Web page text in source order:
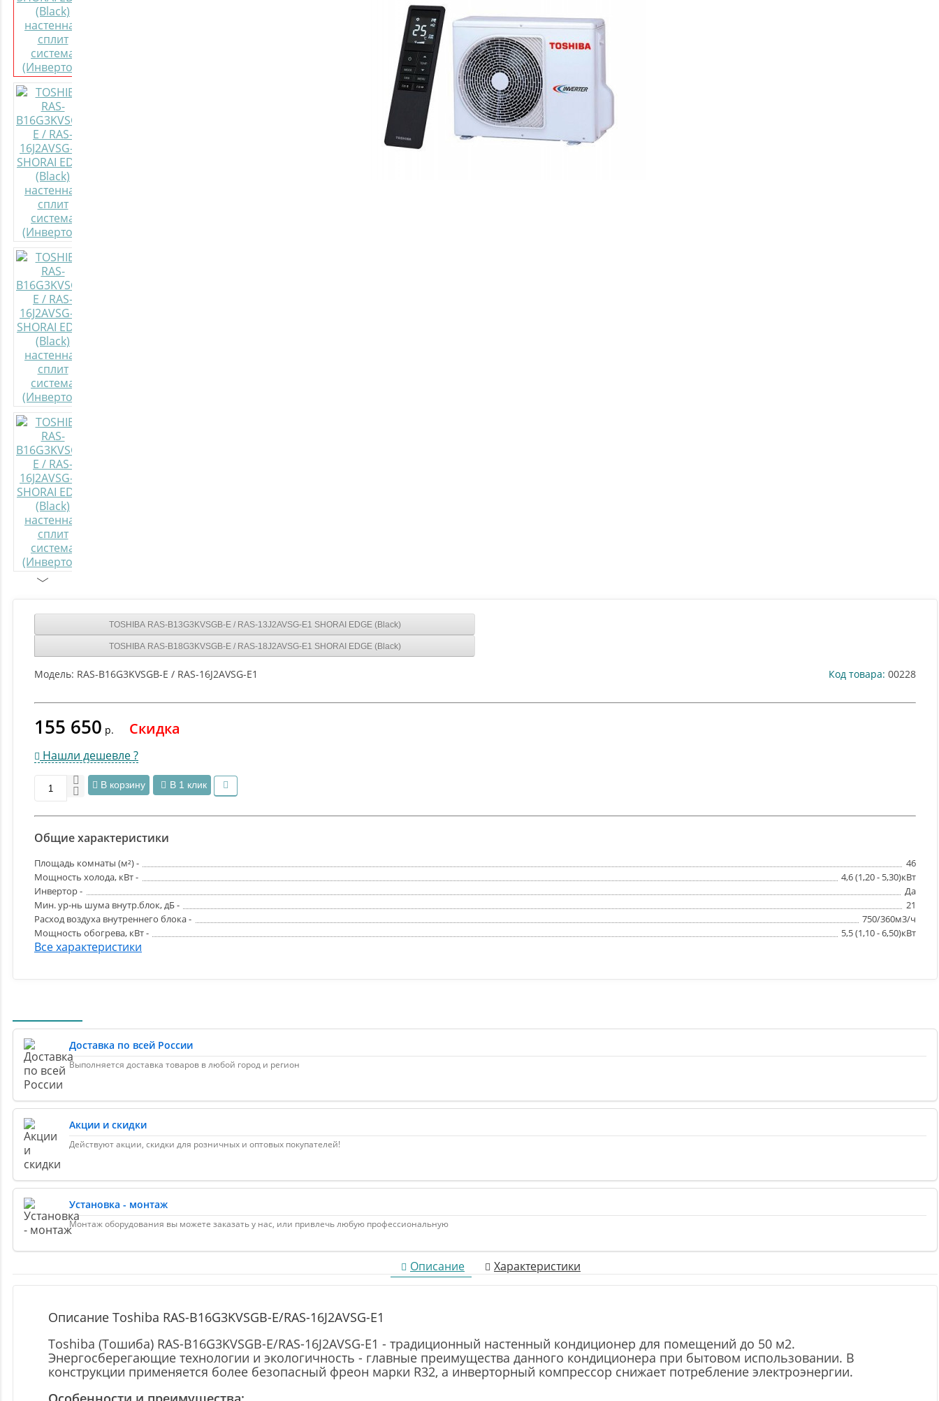
TOSHIBA RAS-B13G3KVSGB-E / RAS-13J2AVSG-E1 SHORAI EDGE (Black)
TOSHIBA RAS-B18G3KVSGB-E / RAS-18J2AVSG-E1 SHORAI EDGE (Black)
Модель: RAS-B16G3KVSGB-E / RAS-16J2AVSG-E1 Код товара: 00228
155 650 р. Скидка
Нашли дешевле ?
В корзину В 1 клик
Общие характеристики
Площадь комнаты (м²) -
46
Мощность холода, кВт -
4,6 (1,20 - 5,30)кВт
Инвертор -
Да
Мин. ур-нь шума внутр.блок, дБ -
21
Расход воздуха внутреннего блока -
750/360м3/ч
Мощность обогрева, кВт -
5,5 (1,10 - 6,50)кВт
Все характеристики
Доставка по всей России
Выполняется доставка товаров в любой город и регион
Акции и скидки
Действуют акции, скидки для розничных и оптовых покупателей!
Установка - монтаж
Монтаж оборудования вы можете заказать у нас, или привлечь любую профессиональную
Описание Характеристики
Описание Toshiba RAS-B16G3KVSGB-E/RAS-16J2AVSG-E1
Toshiba (Тошиба) RAS-B16G3KVSGB-E/RAS-16J2AVSG-E1 - традиционный настенный кондиционер для помещений до 50 м2.
Энергосберегающие технологии и экологичность - главные преимущества данного кондиционера при бытовом использовании. В
конструкции применяется более безопасный фреон марки R32, а инверторный компрессор снижает потребление электроэнергии.